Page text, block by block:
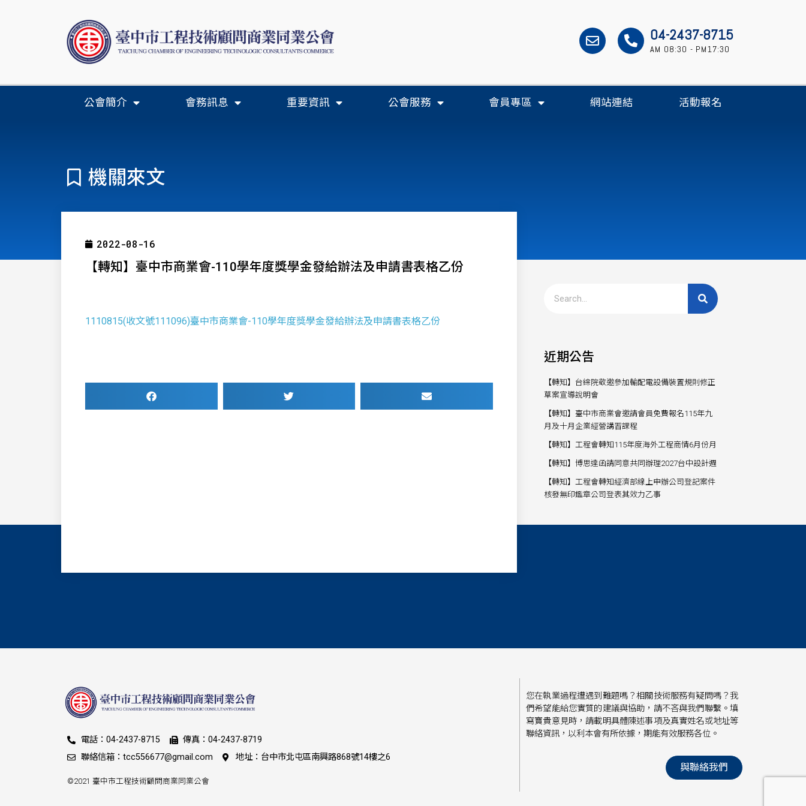
04-2437-8715
AM 08:30 - PM17:30
公會簡介 會務訊息 重要資訊 公會服務 會員專區 網站連結 活動報名
機關來文
2022-08-16
【轉知】臺中市商業會-110學年度獎學金發給辦法及申請書表格乙份
1110815(收文號111096)臺中市商業會-110學年度獎學金發給辦法及申請書表格乙份
近期公告
【轉知】台綜院敬邀參加輸配電設備裝置規則修正
草案宣導說明會
【轉知】臺中市商業會邀請會員免費報名115年九
月及十月企業經營講習課程
【轉知】工程會轉知115年度海外工程商情6月份月
【轉知】博思達函請同意共同辦理2027台中設計週
【轉知】工程會轉知經濟部線上申辦公司登記案件
核發無印鑑章公司登表其效力乙事
電話：04-2437-8715
傳真：04-2437-8719
聯絡信箱：tcc556677@gmail.com
地址：台中市北屯區南興路868號14樓之6
©2021 臺中市工程技術顧問商業同業公會
您在執業過程遭遇到難題嗎？相關技術服務有疑問嗎？我
們希望能給您實質的建議與協助，請不吝與我們聯繫。填
寫寶貴意見時，請載明具體陳述事項及真實姓名或地址等
聯絡資訊，以利本會有所依據，期能有效服務各位。
與聯絡我們